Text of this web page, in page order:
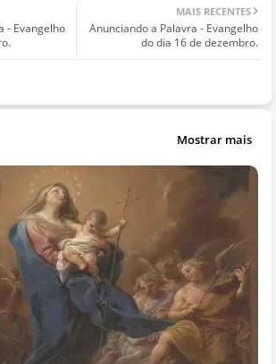
MAIS RECENTES
Anunciando a Palavra - Evangelho
do dia 16 de dezembro.
- Evangelho
Mostrar mais